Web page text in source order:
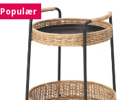
Populær